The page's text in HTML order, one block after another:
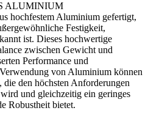
ALUMINIUM
hochfestem Aluminium gefertigt,
Festigkeit,
ist. Dieses hochwertige
zwischen Gewicht und
Performance und
von Aluminium können
die den höchsten Anforderungen
und gleichzeitig ein geringes
Robustheit bietet.